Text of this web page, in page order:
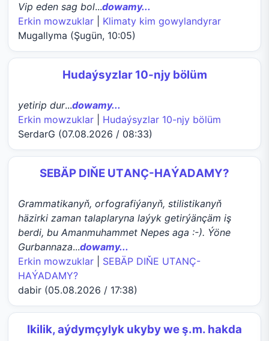
Vip eden sag bol...dowamy...
Erkin mowzuklar
Klimaty kim gowylandyrar
Mugallyma (Şugün, 10:05)
Hudaýsyzlar 10-njy bölüm
yetirip dur...dowamy...
Erkin mowzuklar
Hudaýsyzlar 10-njy bölüm
SerdarG (07.08.2026 / 08:33)
SEBÄP DIŇE UTАNÇ-HАÝADАMY?
Grammatikanyň, orfografiýanyň, stilistikanyň
häzirki zaman talaplaryna laýyk getirýänçäm iş
berdi, bu Amanmuhammet Nepes aga :-). Ýöne
Gurbannaza...dowamy...
Erkin mowzuklar
SEBÄP DIŇE UTАNÇ-
HАÝADАMY?
dabir (05.08.2026 / 17:38)
Ikilik, aýdymçylyk ukyby we ş.m. hakda